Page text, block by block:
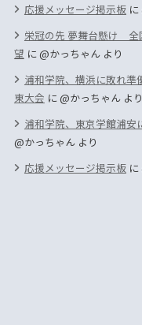
応援メッセージ掲示板に
栄冠の先 夢舞台懸け 全
望 に@かっちゃんより
浦和学院、横浜に敗れ
東大会 に@かっちゃんより
浦和学院、東京学館浦
@かっちゃんより
応援メッセージ掲示板に